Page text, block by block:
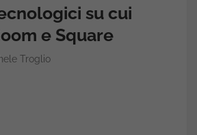
su cui
e Square
Troglio